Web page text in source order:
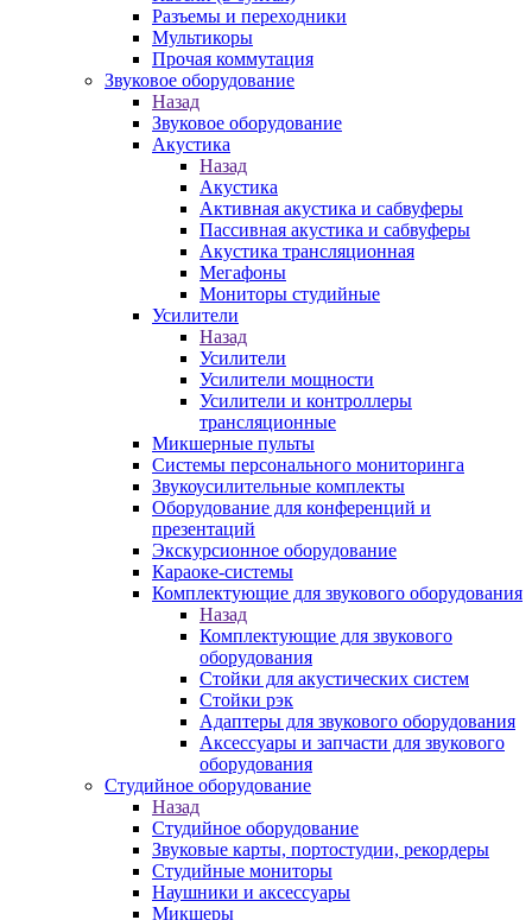
Разъемы и переходники
Мультикоры
Прочая коммутация
Звуковое оборудование
Назад
Звуковое оборудование
Акустика
Назад
Акустика
Активная акустика и сабвуферы
Пассивная акустика и сабвуферы
Акустика трансляционная
Мегафоны
Мониторы студийные
Усилители
Назад
Усилители
Усилители мощности
Усилители и контроллеры
трансляционные
Микшерные пульты
Системы персонального мониторинга
Звукоусилительные комплекты
Оборудование для конференций и
презентаций
Экскурсионное оборудование
Караоке-системы
Комплектующие для звукового оборудования
Назад
Комплектующие для звукового
оборудования
Стойки для акустических систем
Стойки рэк
Адаптеры для звукового оборудования
Аксессуары и запчасти для звукового
оборудования
Студийное оборудование
Назад
Студийное оборудование
Звуковые карты, портостудии, рекордеры
Студийные мониторы
Наушники и аксессуары
Микшеры